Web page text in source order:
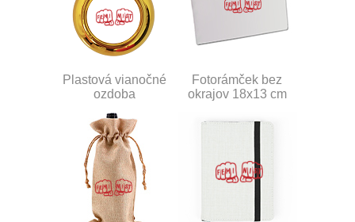
Plastová vianočné
ozdoba
Fotorámček bez
okrajov 18x13 cm